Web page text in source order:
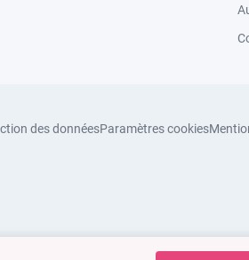
des donnéesParamètres cookies